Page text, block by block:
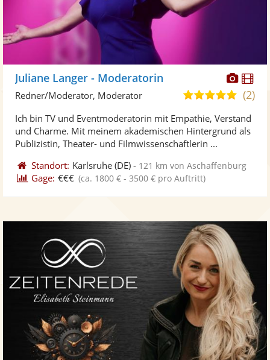
Fotos
Juliane Langer - Moderatorin
4,9
5
(2)
Redner/Moderator, Moderator
Ich bin TV und Eventmoderatorin mit Empathie, Verstand
und Charme. Mit meinem akademischen Hintergrund als
Publizistin, Theater- und Filmwissenschaftlerin ...
Standort: Karlsruhe (DE) - 121 km von Aschaffenburg
Gage: €€€ (ca. 1800 € - 3500 € pro Auftritt)